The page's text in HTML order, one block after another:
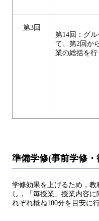
第3回
第14回：グ
て、第2回か
業の総括を行
準備学修(事前学修
学修効果を上げるため，
し，「毎授業」授業内容
れぞれ概ね100分を目安に